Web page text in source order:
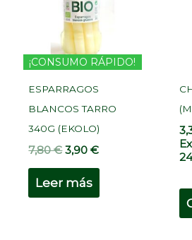
¡CONSUMO RÁPIDO!
ESPARRAGOS
BLANCOS TARRO
340G (EKOLO)
7,80€ 3,90€
Leer más